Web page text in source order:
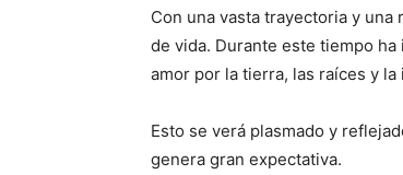
Con una vasta trayectoria y
de vida. Durante este tiempo
amor por la tierra, las raíces y la
Esto se verá plasmado y
genera gran expectativa.